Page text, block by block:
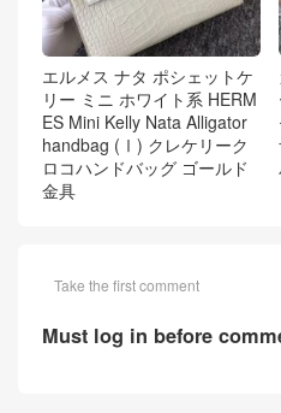
エルメス ナタ ポシェットケ
リー ミニ ホワイト系 HERM
ES Mini Kelly Nata Alligator
handbag (Ⅰ) クレケリーク
ロコハンドバッグ ゴールド
金具
Take the first comment
Must log in before